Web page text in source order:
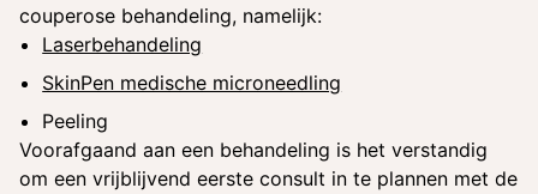
couperose behandeling, namelijk:
Laserbehandeling
SkinPen medische microneedling
Peeling
Voorafgaand aan een behandeling is het verstandig
om een vrijblijvend eerste consult in te plannen met de